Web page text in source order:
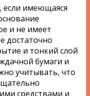
если имеющаяся
и не имеет
достаточно
и тонкий слой
бумаги и
учитывать, что
средствами и